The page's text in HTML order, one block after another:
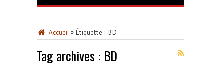
Accueil » Étiquette : BD
Tag archives : BD